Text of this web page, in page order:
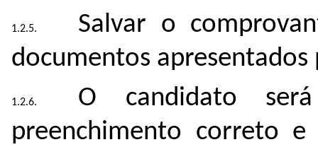
Salvar o
documentos apresentados
O candidato
preenchimento correto